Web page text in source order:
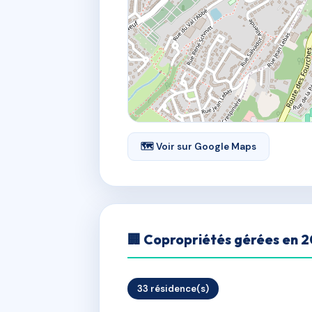
🗺 Voir sur Google Maps
🏢 Copropriétés gérées en
33 résidence(s)